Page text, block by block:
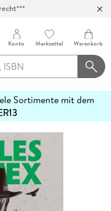
Konto Merkzettel Warenkorb
Sortimente mit dem